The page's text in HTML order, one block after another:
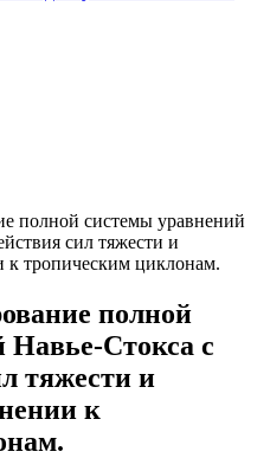
полной системы уравнений
сил тяжести и
тропическим циклонам.
полной
Навье-Стокса с
тяжести и
к